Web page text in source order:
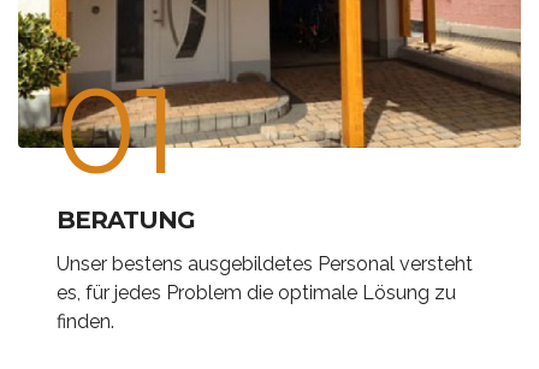
01
BERATUNG
Unser bestens ausgebildetes Personal versteht
es, für jedes Problem die optimale Lösung zu
finden.